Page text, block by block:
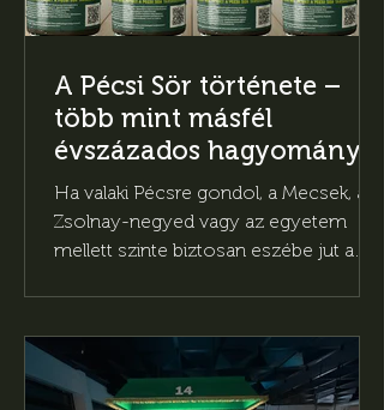
A Pécsi Sör története –
több mint másfél
évszázados hagyomány a
pohárban
Ha valaki Pécsre gondol, a Mecsek, a
Zsolnay-negyed vagy az egyetem
mellett szinte biztosan eszébe jut a
sörmárkája több mint 170 éve része a
város történelmének, és mára igazi
helyi büszkeséggé vált.